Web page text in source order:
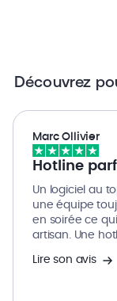
Découvrez
Marc Ollivier
Hotline
Un logiciel au
une équipe
en soirée ce
artisan. Une
Lire son avis